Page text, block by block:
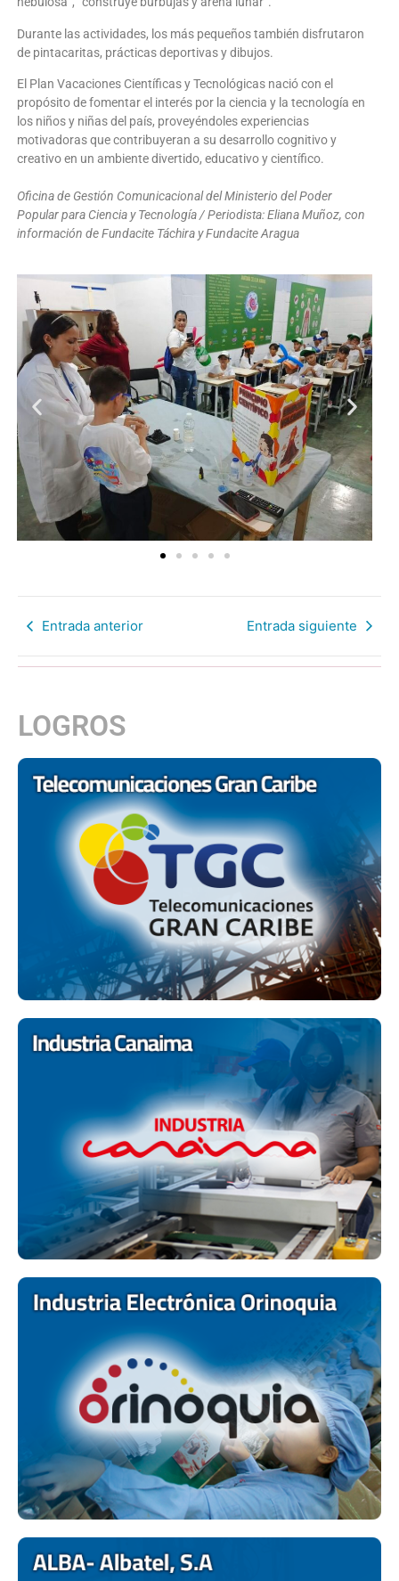
Durante las actividades, los más pequeños también disfrutaron
de pintacaritas, prácticas deportivas y dibujos.
El Plan Vacaciones Científicas y Tecnológicas nació con el
propósito de fomentar el interés por la ciencia y la tecnología en
los niños y niñas del país, proveyéndoles experiencias
motivadoras que contribuyeran a su desarrollo cognitivo y
creativo en un ambiente divertido, educativo y científico.
Oficina de Gestión Comunicacional del Ministerio del Poder
Popular para Ciencia y Tecnología / Periodista: Eliana Muñoz, con
información de Fundacite Táchira y Fundacite Aragua
Entrada anterior Entrada siguiente
LOGROS